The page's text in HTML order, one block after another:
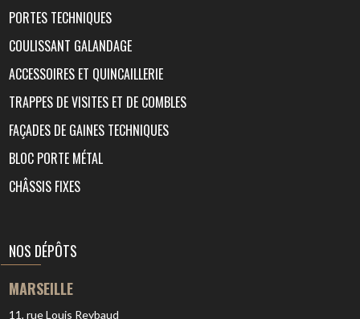
PORTES TECHNIQUES
COULISSANT GALANDAGE
ACCESSOIRES ET QUINCAILLERIE
TRAPPES DE VISITES ET DE COMBLES
FAÇADES DE GAINES TECHNIQUES
BLOC PORTE MÉTAL
CHÂSSIS FIXES
NOS DÉPÔTS
MARSEILLE
11, rue Louis Reybaud